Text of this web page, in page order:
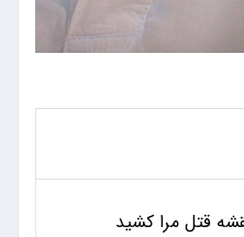
قتل مرا کشید